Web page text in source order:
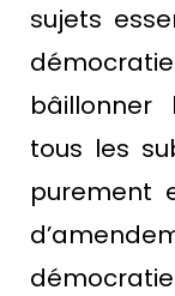
sujets
bâillonner
tous les
purement